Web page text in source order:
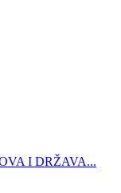
I DRŽAVA...